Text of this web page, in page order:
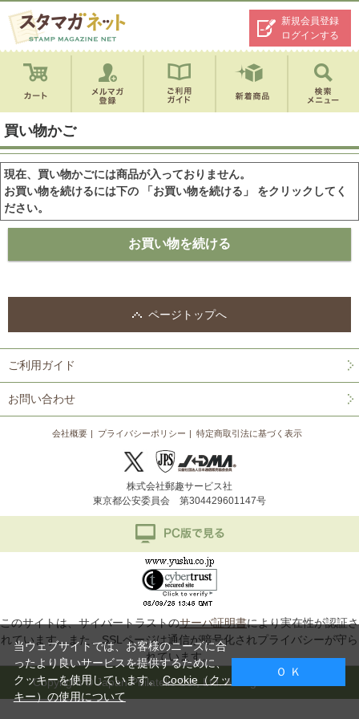
新規会員登録
ログインする
買い物かご
現在、買い物かごには商品が入っておりません。
お買い物を続けるには下の 「お買い物を続ける」 をクリックしてく
ださい。
ページトップへ
ご利用ガイド
お問い合わせ
会社概要 プライバシーポリシー 特定商取引法に基づく表示
株式会社郵趣サービス社
東京都公安委員会 第304429601147号
このサイトは、サイバートラストのサーバ証明書により実在性が認証さ
れています。また、SSLページは通信が暗号化されプライバシーが守ら
れています。
Copyright © Japan Philatelic Co., Ltd. All Rights Reserved.
当ウェブサイトでは、お客様のニーズに合
ったより良いサービスを提供するために、
クッキーを使用しています。Cookie（クッ
キー）の使用について
Ｏ Ｋ